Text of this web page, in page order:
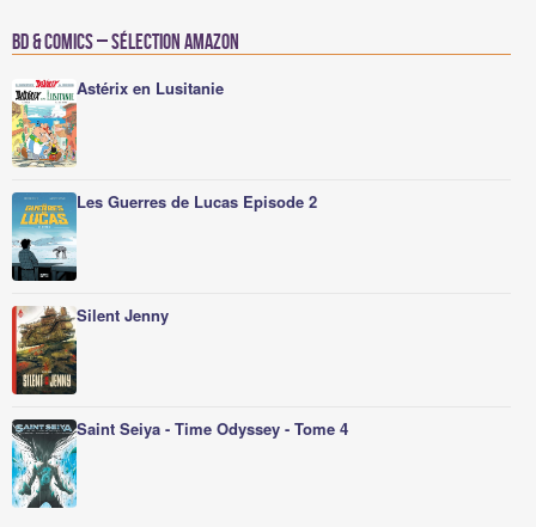
BD & Comics – Sélection Amazon
Astérix en Lusitanie
Les Guerres de Lucas Episode 2
Silent Jenny
Saint Seiya - Time Odyssey - Tome 4